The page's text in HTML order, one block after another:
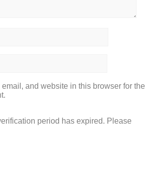
and website in this browser for the
period has expired. Please